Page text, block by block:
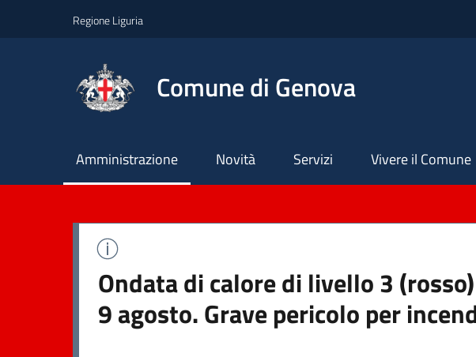
Regione Liguria
Comune di Genova
Principale
Amministrazione Novità Servizi Vivere il Comune
Ondata di calore di livello 3
9 agosto. Grave pericolo per